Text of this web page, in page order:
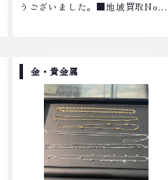
うございました。■地域買取No.1
も金・プラチナ等のアクセサリー・
貴金属・宝石・ダイヤモンド・ジュ
エリーや ブランド品・時計等は特
に自信を持って、高額査定を実現し
ております。 古くて使わなくなっ
てしまったアクセサリー、動かなく
なってしまった腕時計、多くのお品
物の高価買取りを実現しており、他
金・貴金属